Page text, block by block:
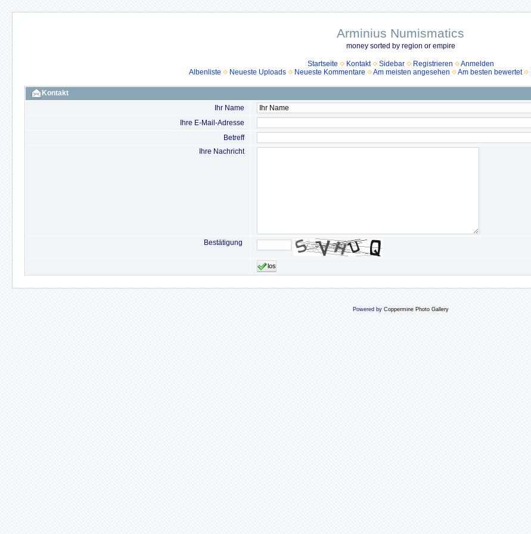
Arminius Numismatics
money sorted by region or empire
Startseite Kontakt Sidebar Registrieren
Anmelden
Albenliste
Neueste Uploads Neueste Kommentare Am meisten angesehen Am besten bewertet
Kontakt
Ihr Name
Ihre E-Mail-Adresse
Betreff
Ihre Nachricht
Bestätigung
los
Powered by Coppermine Photo Gallery